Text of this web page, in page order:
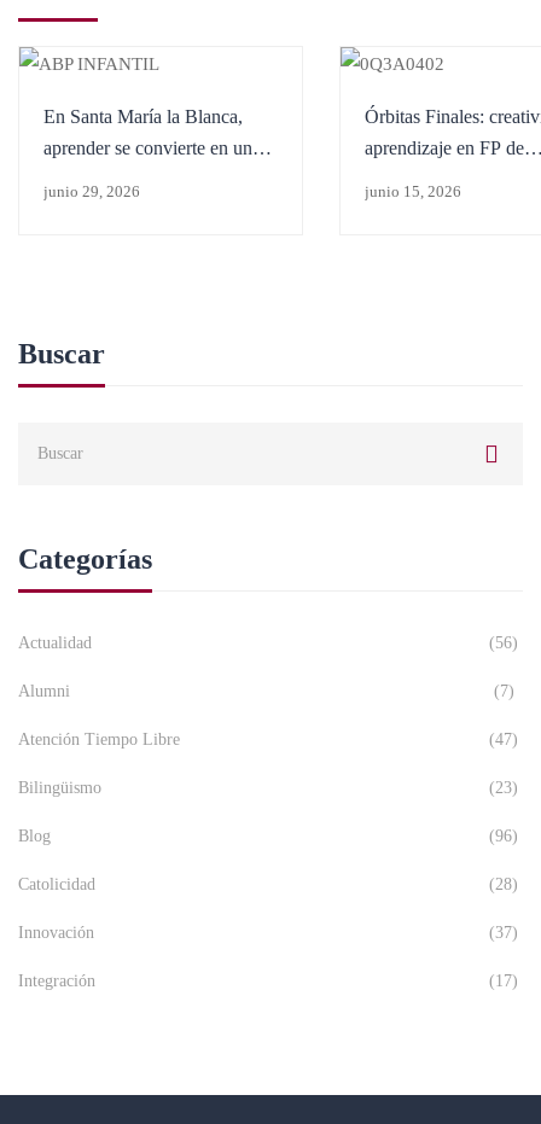
En Santa María la Blanca,
aprender se convierte en una
junio 29, 2026
Órbitas Finales:
aprendizaje en FP de
junio 15, 2026
Buscar
Categorías
Actualidad (56)
Alumni (7)
Atención Tiempo Libre (47)
Bilingüismo (23)
Blog (96)
Catolicidad (28)
Innovación (37)
Integración (17)